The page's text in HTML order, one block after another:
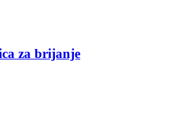
za brijanje